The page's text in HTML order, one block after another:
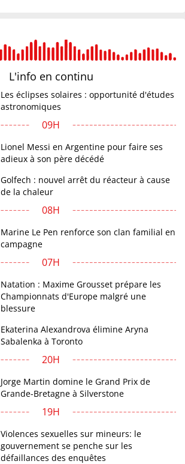
L'info en continu
Les éclipses solaires : opportunité d'études
astronomiques
09H
Lionel Messi en Argentine pour faire ses
adieux à son père décédé
Golfech : nouvel arrêt du réacteur à cause
de la chaleur
08H
Marine Le Pen renforce son clan familial en
campagne
07H
Natation : Maxime Grousset prépare les
Championnats d'Europe malgré une
blessure
Ekaterina Alexandrova élimine Aryna
Sabalenka à Toronto
20H
Jorge Martin domine le Grand Prix de
Grande-Bretagne à Silverstone
19H
Violences sexuelles sur mineurs: le
gouvernement se penche sur les
défaillances des enquêtes